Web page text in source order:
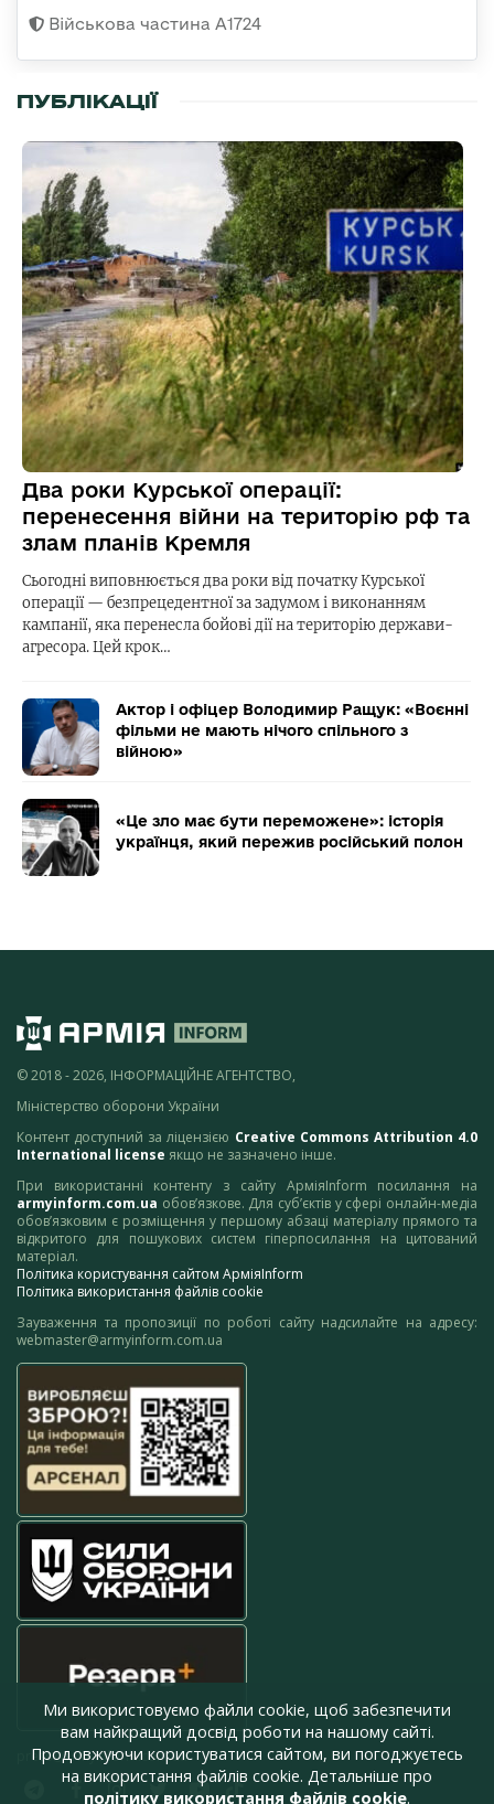
Військова частина А1724
ПУБЛІКАЦІЇ
Два роки Курської операції:
перенесення війни на територію рф та
злам планів Кремля
Сьогодні виповнюється два роки від початку Курської
операції — безпрецедентної за задумом і виконанням
кампанії, яка перенесла бойові дії на територію держави-
агресора. Цей крок…
Актор і офіцер Володимир Ращук: «Воєнні
фільми не мають нічого спільного з
війною»
«Це зло має бути переможене»: історія
українця, який пережив російський полон
© 2018 - 2026, ІНФОРМАЦІЙНЕ АГЕНТСТВО,
Міністерство оборони України
Контент доступний за ліцензією Creative Commons Attribution 4.0
International license якщо не зазначено інше.
При використанні контенту з сайту АрміяInform посилання на
armyinform.com.ua обов’язкове. Для суб’єктів у сфері онлайн-медіа
обов’язковим є розміщення у першому абзаці матеріалу прямого та
відкритого для пошукових систем гіперпосилання на цитований
матеріал.
Політика користування сайтом АрміяInform
Політика використання файлів cookie
Зауваження та пропозиції по роботі сайту надсилайте на адресу:
webmaster@armyinform.com.ua
press@armyinform.com.ua
Ми використовуємо файли cookie, щоб забезпечити
вам найкращий досвід роботи на нашому сайті.
Продовжуючи користуватися сайтом, ви погоджуєтесь
на використання файлів cookie. Детальніше про
політику використання файлів cookie.